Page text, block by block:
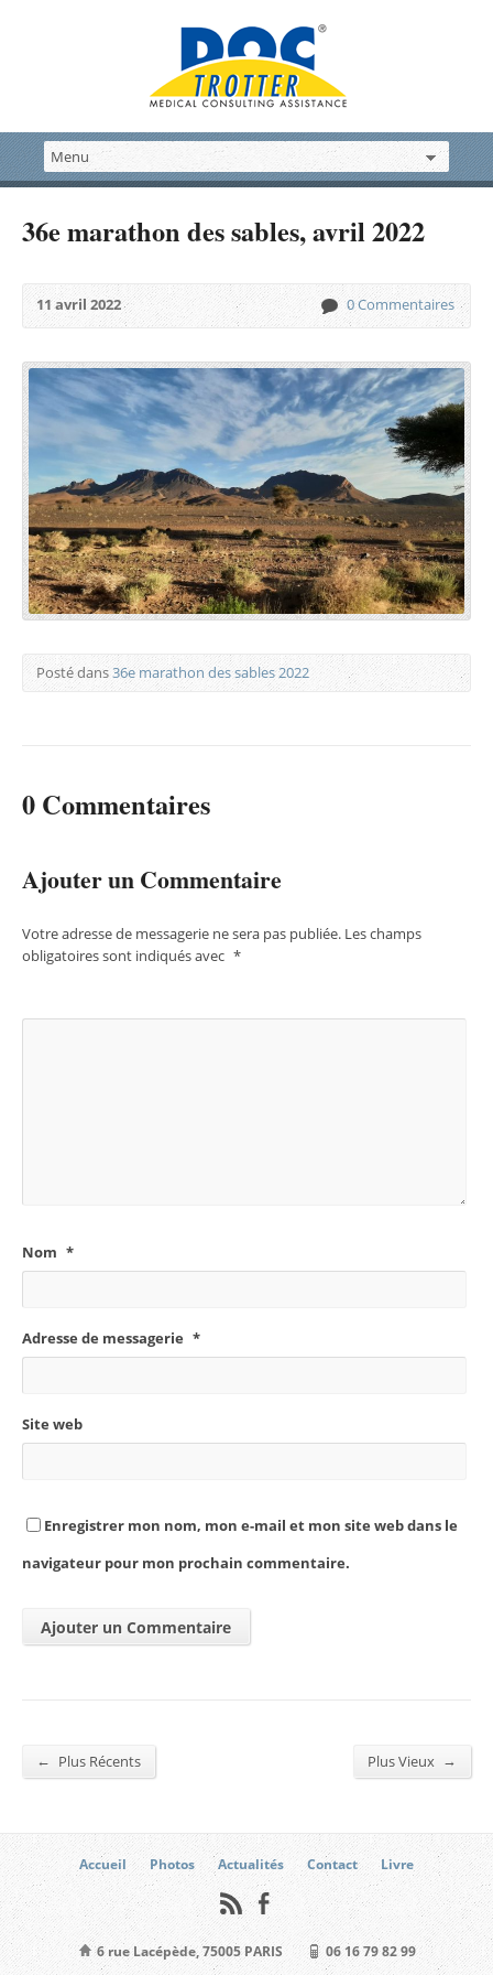
36e marathon des sables, avril 2022
11 avril 2022 0 Commentaires
Posté dans36e marathon des sables 2022
0 Commentaires
Ajouter un Commentaire
Votre adresse de messagerie ne sera pas publiée. Les champs
obligatoires sont indiqués avec *
Nom *
Adresse de messagerie *
Site web
Enregistrer mon nom, mon e-mail et mon site web dans le
navigateur pour mon prochain commentaire.
← Plus Récents Plus Vieux →
Accueil Photos Actualités Contact Livre
6 rue Lacépède, 75005 PARIS 06 16 79 82 99